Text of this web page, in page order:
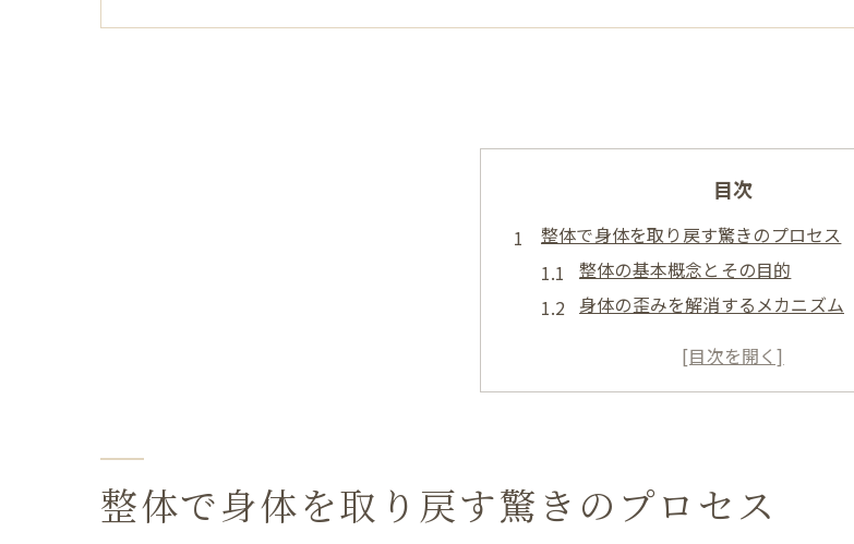
目次
整体で身体を取り戻す驚きのプロセス
整体の基本概念とその目的
身体の歪みを解消するメカニズム
整体を受ける際の心構え
地元での整体の評判と口コミ
整体で身体を取り戻す驚きのプロセス